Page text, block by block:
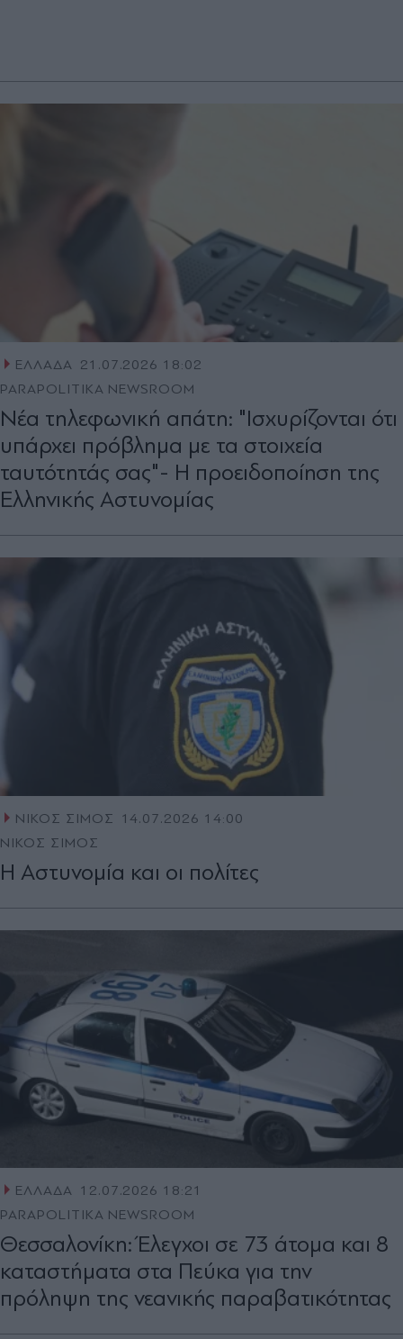
ΕΛΛΑΔΑ 21.07.2026 18:02
PARAPOLITIKA NEWSROOM
Νέα τηλεφωνική απάτη: "Ισχυρίζονται ότι
υπάρχει πρόβλημα με τα στοιχεία
ταυτότητάς σας"- Η προειδοποίηση της
Ελληνικής Αστυνομίας
ΝΙΚΟΣ ΣΙΜΟΣ
14.07.2026 14:00
ΝΙΚΟΣ ΣΙΜΟΣ
Η Αστυνοµία και οι πολίτες
ΕΛΛΑΔΑ 12.07.2026 18:21
PARAPOLITIKA NEWSROOM
Θεσσαλονίκη: Έλεγχοι σε 73 άτομα και 8
καταστήματα στα Πεύκα για την
πρόληψη της νεανικής παραβατικότητας